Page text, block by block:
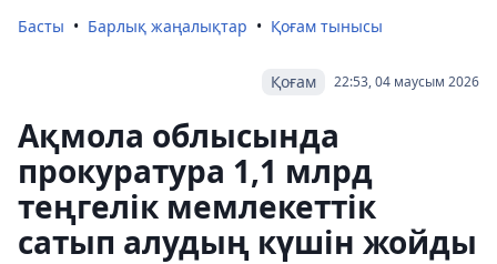
Басты Барлық жаңалықтар Қоғам тынысы
22:53, 04 маусым 2026
Қоғам
Ақмола облысында
прокуратура 1,1 млрд
теңгелік мемлекеттік
сатып алудың күшін жойды